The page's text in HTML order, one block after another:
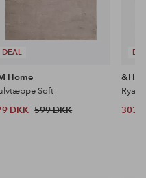
DEAL
Home
Soft
DKK 599 DKK
303